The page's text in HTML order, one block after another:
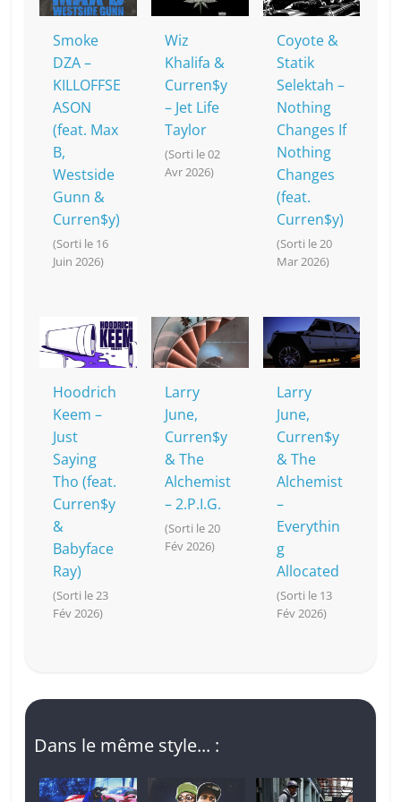
o
k
at p k
Smoke
DZA –
KILLOFFSE
ASON
(feat. Max
B,
Westside
Gunn &
Curren$y)
(Sorti le 16
Juin 2026)
Wiz
Khalifa &
Curren$y
– Jet Life
Taylor
(Sorti le 02
Avr 2026)
Coyote &
Statik
Selektah –
Nothing
Changes If
Nothing
Changes
(feat.
Curren$y)
(Sorti le 20
Mar 2026)
Hoodrich
Keem –
Just
Saying
Tho (feat.
Curren$y
&
Babyface
Ray)
(Sorti le 23
Fév 2026)
Larry
June,
Curren$y
& The
Alchemist
– 2.P.I.G.
(Sorti le 20
Fév 2026)
Larry
June,
Curren$y
& The
Alchemist
–
Everythin
g
Allocated
(Sorti le 13
Fév 2026)
Dans le même style... :